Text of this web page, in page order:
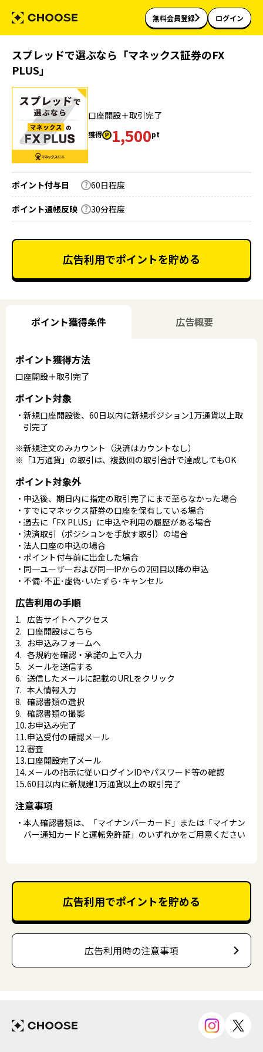
無料会員登録 ログイン
スプレッドで選ぶなら「マネックス証券のFX
PLUS」
口座開設＋取引完了
獲得 1,500pt
ポイント付与日 60日程度
ポイント通帳反映 30分程度
広告利用でポイントを貯める
ポイント獲得条件 広告概要
ポイント獲得方法
口座開設＋取引完了
ポイント対象
新規口座開設後、60日以内に新規ポジション1万通貨以上取
引完了
※新規注文のみカウント（決済はカウントなし）
※「1万通貨」の取引は、複数回の取引合計で達成してもOK
ポイント対象外
申込後、期日内に指定の取引完了にまで至らなかった場合
すでにマネックス証券の口座を保有している場合
過去に「FX PLUS」に申込や利用の履歴がある場合
決済取引（ポジションを手放す取引）の場合
法人口座の申込の場合
ポイント付与前に出金した場合
同一ユーザーおよび同一IPからの2回目以降の申込
不備･不正･虚偽･いたずら･キャンセル
広告利用の手順
広告サイトへアクセス
口座開設はこちら
お申込みフォームへ
各規約を確認・承諾の上で入力
メールを送信する
送信したメールに記載のURLをクリック
本人情報入力
確認書類の選択
確認書類の撮影
お申込み完了
申込受付の確認メール
審査
口座開設完了メール
メールの指示に従いログインIDやパスワード等の確認
60日以内に新規建1万通貨以上の取引完了
注意事項
本人確認書類は、「マイナンバーカード」または「マイナン
バー通知カードと運転免許証」のいずれかをご用意ください
広告利用でポイントを貯める
広告利用時の注意事項